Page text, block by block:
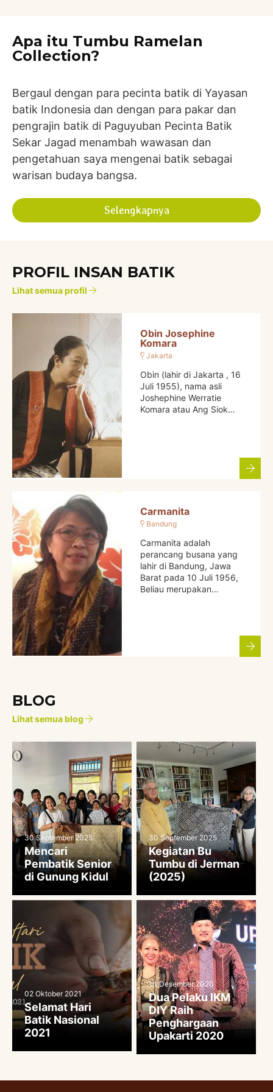
Apa itu Tumbu Ramelan
Collection?
Bergaul dengan para pecinta batik di Yayasan
batik Indonesia dan dengan para pakar dan
pengrajin batik di Paguyuban Pecinta Batik
Sekar Jagad menambah wawasan dan
pengetahuan saya mengenai batik sebagai
warisan budaya bangsa.
Selengkapnya
PROFIL INSAN BATIK
Lihat semua profil
Obin Josephine
Komara
Jakarta
Obin (lahir di Jakarta , 16
Juli 1955), nama asli
Joshephine Werratie
Komara atau Ang Siok…
Carmanita
Bandung
Carmanita adalah
perancang busana yang
lahir di Bandung, Jawa
Barat pada 10 Juli 1956,
Beliau merupakan…
BLOG
Lihat semua blog
30 September 2025
Mencari
Pembatik Senior
di Gunung Kidul
30 September 2025
Kegiatan Bu
Tumbu di Jerman
(2025)
02 Oktober 2021
Selamat Hari
Batik Nasional
2021
14 Desember 2020
Dua Pelaku IKM
DIY Raih
Penghargaan
Upakarti 2020